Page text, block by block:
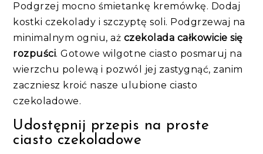
Podgrzej mocno śmietankę kremówkę. Dodaj
kostki czekolady i szczyptę soli. Podgrzewaj na
minimalnym ogniu, aż czekolada całkowicie się
rozpuści. Gotowe wilgotne ciasto posmaruj na
wierzchu polewą i pozwól jej zastygnąć, zanim
zaczniesz kroić nasze ulubione ciasto
czekoladowe.
Udostępnij przepis na proste
ciasto czekoladowe